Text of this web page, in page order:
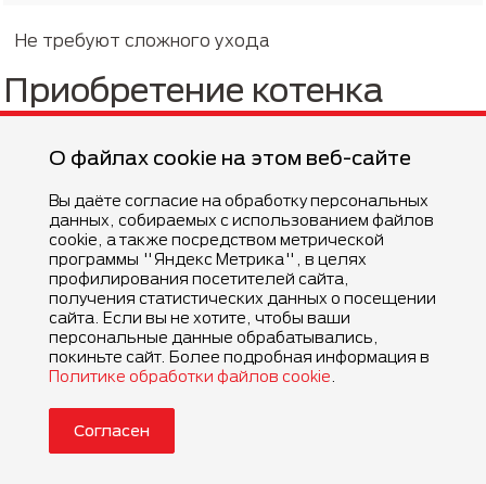
Не требуют сложного ухода
Приобретение котенка
породы лучше всего в известных питомниках или у
предоставить все необходимые документы,
подтверждающие родословную, а также паспорта
животных с отметками о вакцинации и
дегельминтизации.
Покупая котенка «с рук» у неизвестных людей, вы
рискуете получить помесь породы или
О файлах cookie на этом веб-сайте
Вы даёте согласие на обработку персональных
данных, собираемых с использованием файлов
cookie, а также посредством метрической
программы "Яндекс Метрика", в целях
профилирования посетителей сайта,
получения статистических данных о посещении
сайта. Если вы не хотите, чтобы ваши
персональные данные обрабатывались,
покиньте сайт. Более подробная информация в
Политике обработки файлов cookie
Согласен